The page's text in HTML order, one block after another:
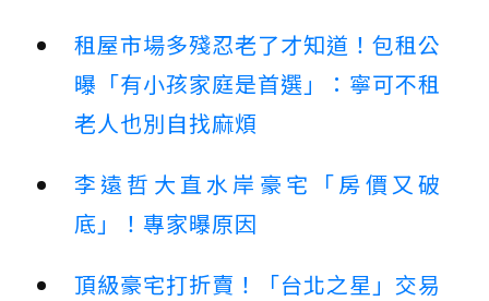
租屋市場多殘忍老了才知道！包租公
曝「有小孩家庭是首選」：寧可不租
老人也別自找麻煩
李遠哲大直水岸豪宅「房價又破
底」！專家曝原因
頂級豪宅打折賣！「台北之星」交易